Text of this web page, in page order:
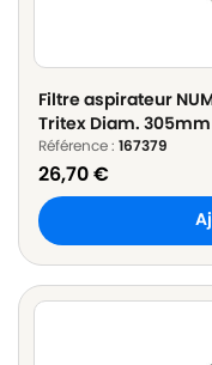
Filtre aspirateur
Tritex Diam. 305mm
Référence : 167379
26,70€